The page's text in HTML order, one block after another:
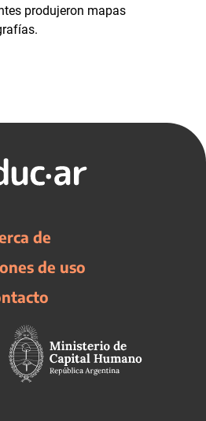
produjeron mapas
de
de uso